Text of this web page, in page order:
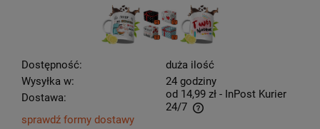
Dostępność:
duża ilość
Wysyłka w:
24 godziny
Dostawa:
od 14,99 zł - InPost Kurier
24/7
Cena nie zawiera ewentualnych kosztów płatności
sprawdź formy dostawy